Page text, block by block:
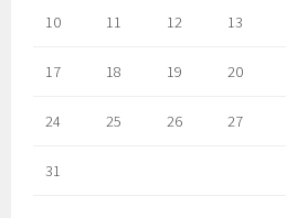
10 11 12 13
17 18 19 20
24 25 26 27
31